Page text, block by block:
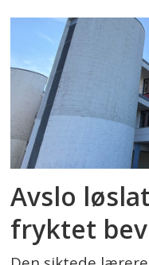
Avslo
fryktet